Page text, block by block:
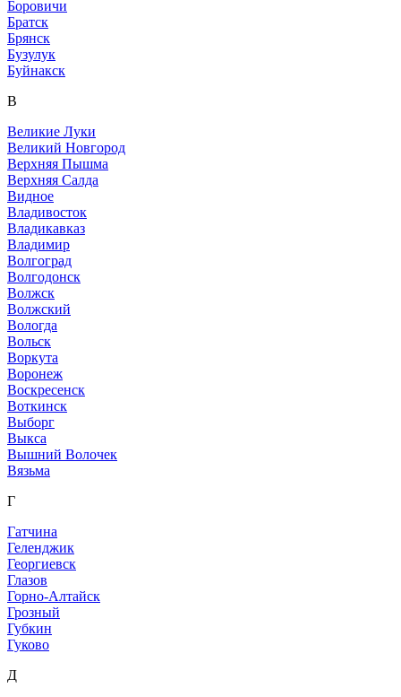
Боровичи
Братск
Брянск
Бузулук
Буйнакск
В
Великие Луки
Великий Новгород
Верхняя Пышма
Верхняя Салда
Видное
Владивосток
Владикавказ
Владимир
Волгоград
Волгодонск
Волжск
Волжский
Вологда
Вольск
Воркута
Воронеж
Воскресенск
Воткинск
Выборг
Выкса
Вышний Волочек
Вязьма
Г
Гатчина
Геленджик
Георгиевск
Глазов
Горно-Алтайск
Грозный
Губкин
Гуково
Д